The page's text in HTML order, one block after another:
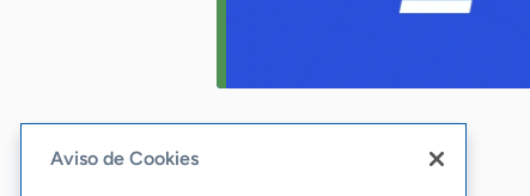
Aviso de Cookies